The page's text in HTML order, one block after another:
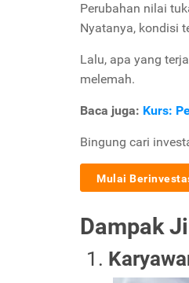
Perubahan nilai
Nyatanya, kondisi
Lalu, apa yang
melemah.
Baca juga: Kurs:
Bingung cari
Mulai
Dampak